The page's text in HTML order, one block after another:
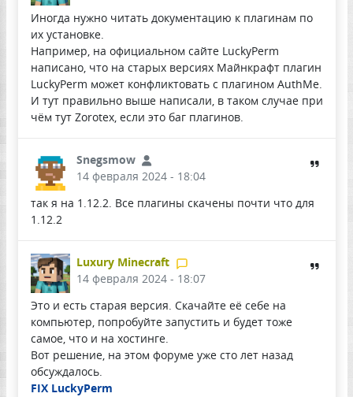
Иногда нужно читать документацию к плагинам по
их установке.
Например, на официальном сайте LuckyPerm
написано, что на старых версиях Майнкрафт плагин
LuckyPerm может конфликтовать с плагином AuthMe.
И тут правильно выше написали, в таком случае при
чём тут Zorotex, если это баг плагинов.
Snegsmow
14 февраля 2024 - 18:04
так я на 1.12.2. Все плагины скачены почти что для
1.12.2
Luxury Minecraft
14 февраля 2024 - 18:07
Это и есть старая версия. Скачайте её себе на
компьютер, попробуйте запустить и будет тоже
самое, что и на хостинге.
Вот решение, на этом форуме уже сто лет назад
обсуждалось.
FIX LuckyPerm